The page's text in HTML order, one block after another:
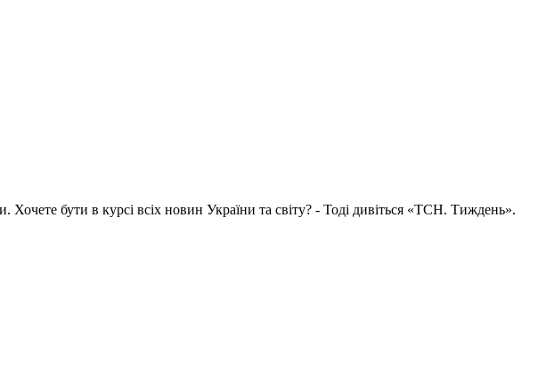
бути в курсі всіх новин України та світу? - Тоді дивіться «ТСН. Тиждень».